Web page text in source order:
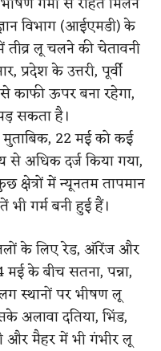
विभाग (आईएमडी) के
तीव्र लू चलने की चेतावनी
प्रदेश के उत्तरी, पूर्वी
काफी ऊपर बना रहेगा,
सकता है।
मुताबिक, 22 मई को कई
से अधिक दर्ज किया गया,
में न्यूनतम तापमान
गर्म बनी हुई हैं।
के लिए रेड, ऑरेंज और
मई के बीच सतना, पन्ना,
स्थानों पर भीषण लू
अलावा दतिया, भिंड,
और मैहर में भी गंभीर लू